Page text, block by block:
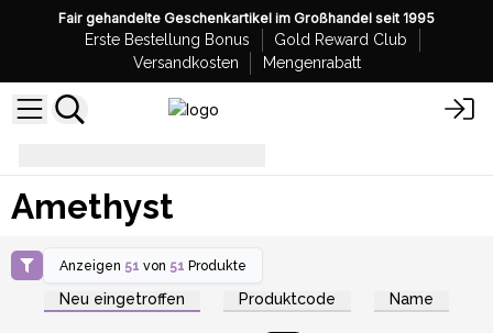
Fair gehandelte Geschenkartikel im Großhandel seit 1995
Erste Bestellung Bonus
Gold Reward Club
Versandkosten
Mengenrabatt
Amethyst
Anzeigen 51 von 51 Produkte
Neu eingetroffen Produktcode Name
Anmelden oder
Registrieren für
Großhandelspreise
Registrieren für
Großhandelspreise